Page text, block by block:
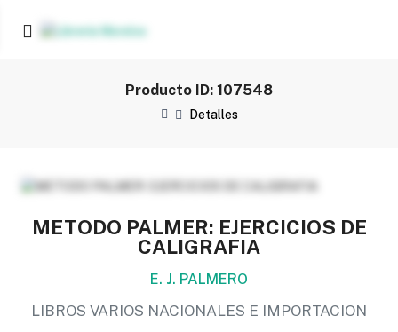
Producto ID: 107548
Detalles
METODO PALMER: EJERCICIOS DE
CALIGRAFIA
E. J. PALMERO
LIBROS VARIOS NACIONALES E IMPORTACION